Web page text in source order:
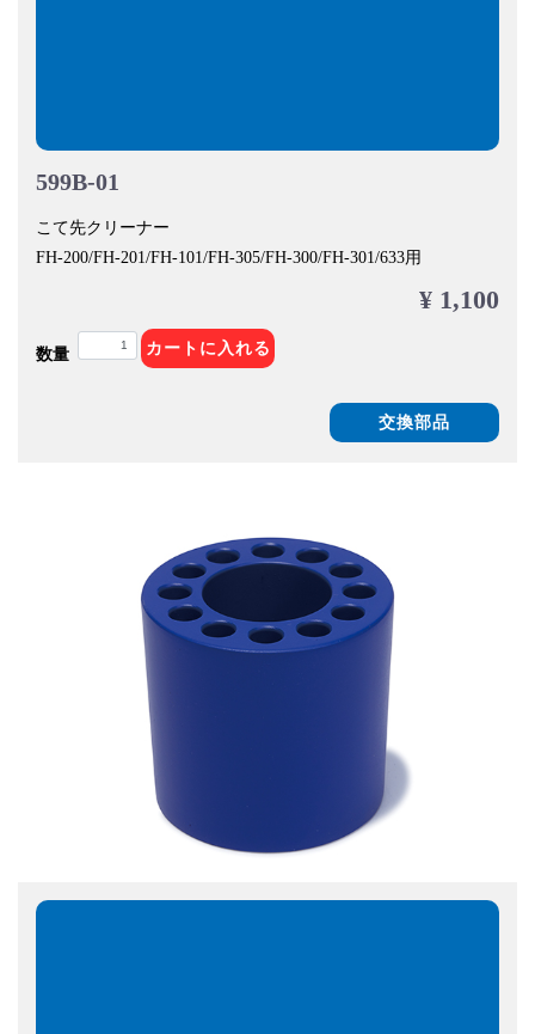
599B-01
こて先クリーナー
FH-200/FH-201/FH-101/FH-305/FH-300/FH-301/633用
¥ 1,100
数量 カートに入れる
交換部品